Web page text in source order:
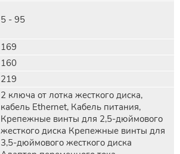
5 - 95
169
160
219
2 ключа от лотка жесткого диска,
кабель Ethernet, Кабель питания,
Крепежные винты для 2,5-дюймового
жесткого диска Крепежные винты для
3,5-дюймового жесткого диска